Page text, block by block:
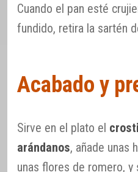
Cuando el pan esté
fundido, retira la sartén
Acabado y
Sirve en el plato el
arándanos, añade unas
unas flores de romero,